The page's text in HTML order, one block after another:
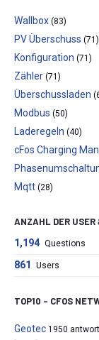
Wallbox (83)
PV Überschuss (71)
Konfiguration (71)
Zähler (71)
Überschussladen
Modbus (50)
Laderegeln (40)
cFos Charging
Mqtt (28)
ANZAHL DER USER
1,194 Questions
861 Users
TOP10 – CFOS
Geotec 1950